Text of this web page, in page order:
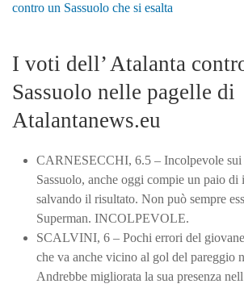
contro un Sassuolo che si esalta
I voti dell’ Atalanta
Sassuolo nelle pagelle di
Atalantanews.eu
CARNESECCHI, 6.5 – Incolpevole sui
Sassuolo, anche oggi compie un paio
salvando il risultato. Non può sempre
Superman. INCOLPEVOLE.
SCALVINI, 6 – Pochi errori del
che va anche vicino al gol del pareggio
Andrebbe migliorata la sua presenza